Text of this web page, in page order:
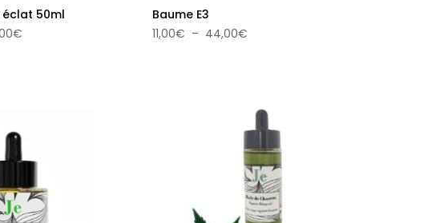
éclat 50ml
€Plage
Baume E3
11,00€ – 44,00€
44,00€